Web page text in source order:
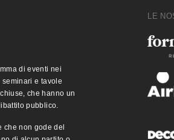
di eventi nei
e tavole
che hanno un
pubblico.
che non gode del
LE